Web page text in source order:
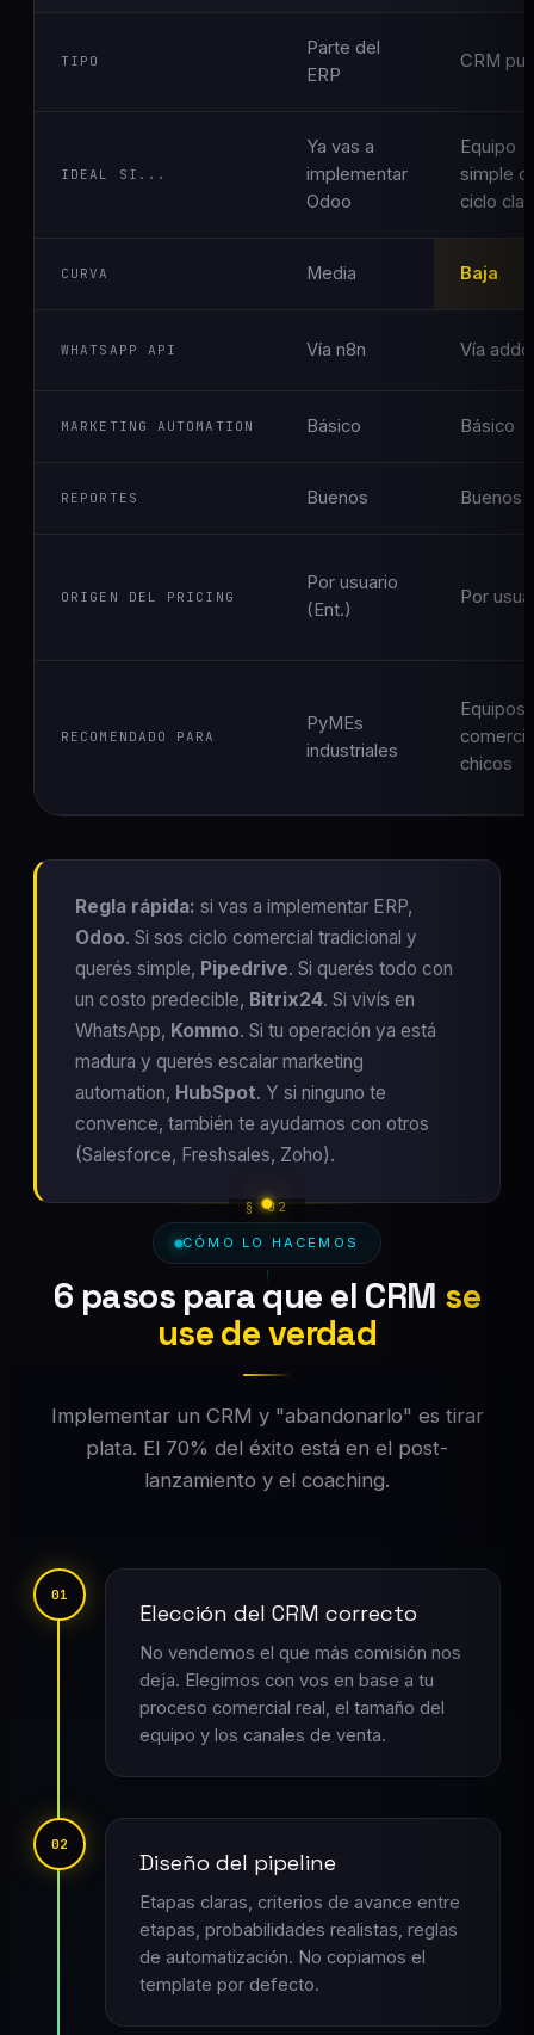
TIPO
Parte del
ERP
CRM
IDEAL SI...
Ya vas a
implementar
Odoo
Equipo
simple
ciclo
CURVA Media Baja
WHATSAPP API Vía n8n Vía
MARKETING AUTOMATION Básico Básico
REPORTES Buenos Buenos
ORIGEN DEL PRICING
Por usuario
(Ent.)
Por
RECOMENDADO PARA
PyMEs
industriales
Equipos
chicos
Regla rápida: si vas a implementar ERP,
Odoo. Si sos ciclo comercial tradicional y
querés simple, Pipedrive. Si querés todo con
un costo predecible, Bitrix24. Si vivís en
WhatsApp, Kommo. Si tu operación ya está
madura y querés escalar marketing
automation, HubSpot. Y si ninguno te
convence, también te ayudamos con otros
(Salesforce, Freshsales, Zoho).
CÓMO LO HACEMOS
6 pasos para que el CRM se
use de verdad
Implementar un CRM y "abandonarlo" es tirar
plata. El 70% del éxito está en el post-
lanzamiento y el coaching.
01
Elección del CRM correcto
No vendemos el que más comisión nos
deja. Elegimos con vos en base a tu
proceso comercial real, el tamaño del
equipo y los canales de venta.
02
Diseño del pipeline
Etapas claras, criterios de avance entre
etapas, probabilidades realistas, reglas
de automatización. No copiamos el
template por defecto.